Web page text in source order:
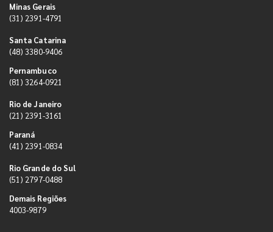
Minas Gerais
(31) 2391-4791
Santa Catarina
(48) 3380-9406
Pernambuco
(81) 3264-0921
Rio de Janeiro
(21) 2391-3161
Paraná
(41) 2391-0834
Rio Grande do Sul
(51) 2797-0488
Demais Regiões
4003-9879